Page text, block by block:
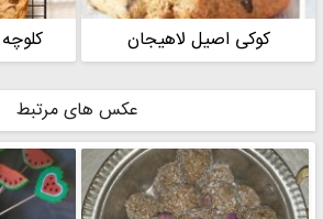
کوکی اصیل لاهیجان
عکس های مرتبط